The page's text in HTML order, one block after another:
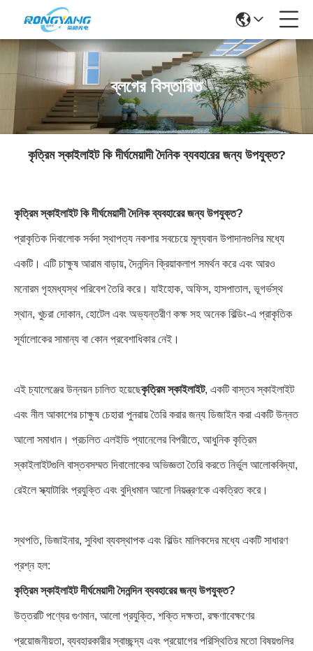
ব্লগের বিস্তারিত
কৃত্রিম স্কাইলাইট কি দীর্ঘমেয়াদী দৈনিক ব্যবহারের জন্য উপযুক্ত?
কৃত্রিম স্কাইলাইট কি দীর্ঘমেয়াদী দৈনিক ব্যবহারের জন্য উপযুক্ত?
প্রাকৃতিক দিবালোক সর্বদা স্থাপত্য নকশার সবচেয়ে মূল্যবান উপাদানগুলির মধ্যে
একটি। এটি চাক্ষুষ আরাম বাড়ায়, দৈনন্দিন ক্রিয়াকলাপ সমর্থন করে এবং আরও
মনোরম গৃহমধ্যস্থ পরিবেশ তৈরি করে। যাইহোক, অফিস, হাসপাতাল, ভূগর্ভস্থ
স্থান, খুচরা দোকান, হোটেল এবং অভ্যন্তরীণ কক্ষ সহ অনেক বিল্ডিং-এ প্রাকৃতিক
সূর্যালোকের সামান্য বা কোন প্রবেশাধিকার নেই।
এই চ্যালেঞ্জের উন্নয়ন চালিত হয়েছেকৃত্রিম স্কাইলাইট, একটি বাস্তব স্কাইলাইট
এবং নীল আকাশের চাক্ষুষ চেহারা পুনরায় তৈরি করার জন্য ডিজাইন করা একটি উন্নত
আলো সমাধান। প্রচলিত এলইডি প্যানেলের বিপরীতে, আধুনিক কৃত্রিম
স্কাইলাইটগুলি বাস্তবসম্মত দিবালোকের অভিজ্ঞতা তৈরি করতে নির্ভুল আলোকবিদ্যা,
রেইলে স্ক্যাটারিং প্রযুক্তি এবং বুদ্ধিমান আলো নিয়ন্ত্রণকে একত্রিত করে।
স্থপতি, ডিজাইনার, সুবিধা ব্যবস্থাপক এবং বিল্ডিং মালিকদের মধ্যে একটি সাধারণ
প্রশ্ন হল:
কৃত্রিম স্কাইলাইট দীর্ঘমেয়াদী দৈনন্দিন ব্যবহারের জন্য উপযুক্ত?
উত্তরটি পণ্যের গুণমান, আলো প্রযুক্তি, শক্তি দক্ষতা, রক্ষণাবেক্ষণের
প্রয়োজনীয়তা, ব্যবহারকারীর স্বাচ্ছন্দ্য এবং প্রয়োগের পরিস্থিতির মতো বিষয়গুলির